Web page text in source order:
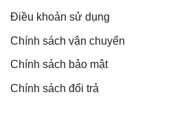
Điều khoản sử dụng
Chính sách vận chuyển
Chính sách bảo mật
Chính sách đổi trả